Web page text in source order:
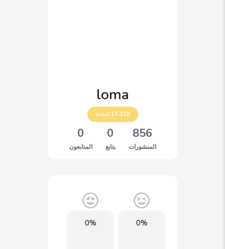
loma
17,220 النقاط
856
المنشورات
0
يتابع
0
المتابعون
0%
0%